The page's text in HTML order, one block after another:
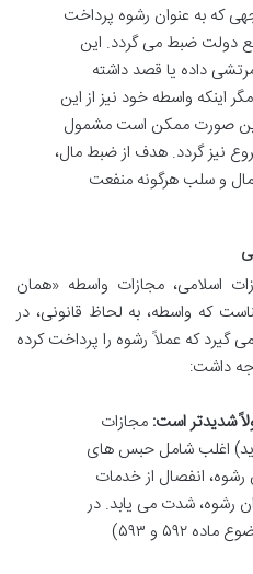
که به عنوان رشوه پرداخت
دولت ضبط می گردد. این
داده یا قصد داشته
اینکه واسطه خود نیز از این
این صورت ممکن است مشمول
نیز گردد. هدف از ضبط مال،
و سلب هرگونه منفعت
۵۹۳ قانون مجازات اسلامی، مجازات واسطه «همان
که واسطه، به لحاظ قانونی، در
گیرد که عملاً رشوه را پرداخت کرده
داشت:
شدیدتر است: مجازات
۳ قانون تشدید) اغلب شامل حبس های
رشوه، انفصال از خدمات
رشوه، شدت می یابد. در
حالی که مجازات راشی و واسطه (موضوع ماده ۵۹۲ و ۵۹۳)